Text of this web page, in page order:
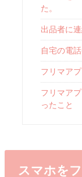
た。
出品者に
自宅の電
フリマア
フリマア
ったこと
スマホを